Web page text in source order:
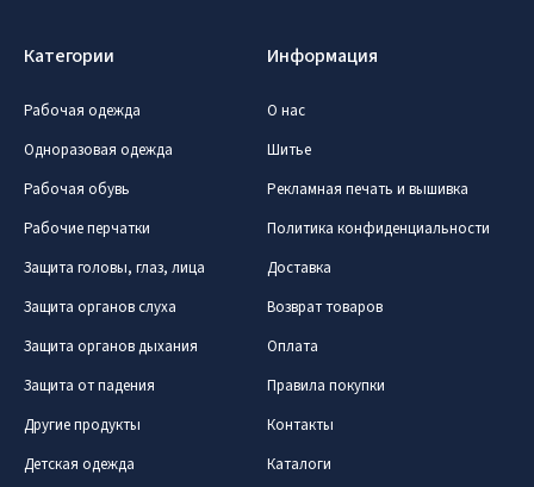
Категории
Рабочая одежда
Одноразовая одежда
Рабочая обувь
Рабочие перчатки
Защита головы, глаз, лица
Защита органов слуха
Защита органов дыхания
Защита от падения
Другие продукты
Детская одежда
Информация
О нас
Шитье
Рекламная печать и вышивка
Политика конфиденциальности
Доставка
Возврат товаров
Оплата
Правила покупки
Контакты
Каталоги